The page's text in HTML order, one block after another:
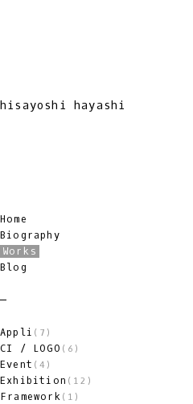
hisayoshi hayashi
Home
Biography
Works
Blog
Appli (7)
CI / LOGO (6)
Event (4)
Exhibition (12)
Framework (1)